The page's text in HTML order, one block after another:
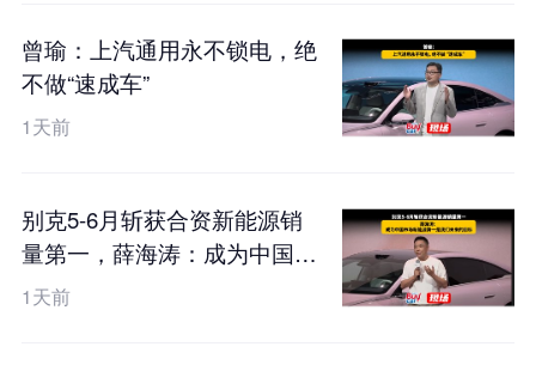
曾瑜：上汽通用永不锁电，绝
不做“速成车”
1天前
别克5-6月斩获合资新能源销
量第一，薛海涛：成为中国市
场新能源第一是我们未来的目
1天前